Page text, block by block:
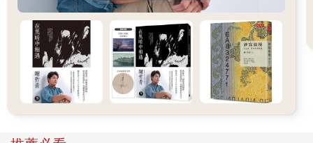
務事業「9h sleep fitscan」。新型的靜音膠囊裡，設有紅外線相
機、麥克風、身體感應系統，以測定心跳、呼吸等，吸引了不少
好奇自己睡眠狀況的旅人前來體驗。偶爾跳出平淡日常，感受這
種在都市遊牧的感覺，可能有一些不便、一些不習慣，但也讓窒
悶的每日變得稍微新奇有趣�%